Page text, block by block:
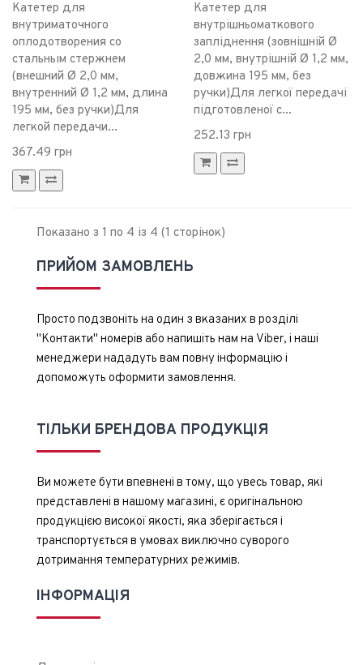
Катетер для
внутриматочного
оплодотворения со
стальным стержнем
(внешний Ø 2,0 мм,
внутренний Ø 1,2 мм, длина
195 мм, без ручки)Для
легкой передачи...
367.49 грн
Катетер для
внутрішньоматкового
запліднення (зовнішній Ø
2,0 мм, внутрішній Ø 1,2 мм,
довжина 195 мм, без
ручки)Для легкої передачі
підготовленої с...
252.13 грн
Показано з 1 по 4 із 4 (1 сторінок)
ПРИЙОМ ЗАМОВЛЕНЬ
Просто подзвоніть на один з вказаних в розділі
"Контакти" номерів або напишіть нам на Viber, і наші
менеджери нададуть вам повну інформацію і
допоможуть оформити замовлення.
ТІЛЬКИ БРЕНДОВА ПРОДУКЦІЯ
Ви можете бути впевнені в тому, що увесь товар, які
представлені в нашому магазині, є оригінальною
продукцією високої якості, яка зберігається і
транспортується в умовах виключно суворого
дотримання температурних режимів.
ІНФОРМАЦІЯ